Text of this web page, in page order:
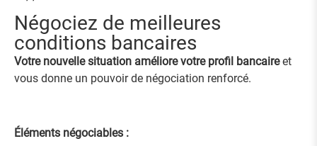
Négociez de meilleures
conditions bancaires
Votre nouvelle situation améliore votre profil bancaireet
vous donne un pouvoir de négociation renforcé.
Éléments négociables :